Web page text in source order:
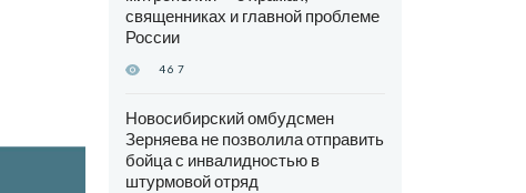
священниках и главной проблеме
России
467
Новосибирский омбудсмен
Зерняева не позволила отправить
бойца с инвалидностью в
штурмовой отряд